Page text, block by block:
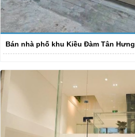
Bán nhà phố khu Kiều Đàm Tân Hưng